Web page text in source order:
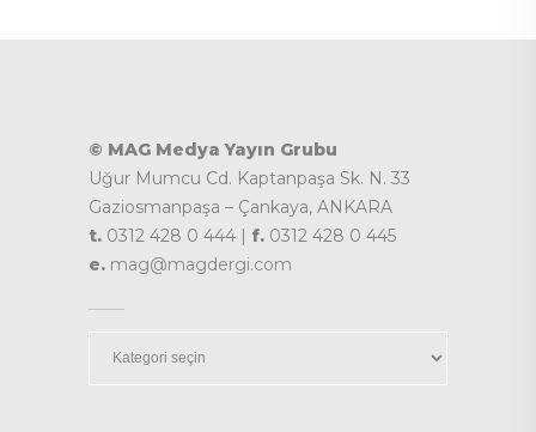
© MAG Medya Yayın Grubu
Uğur Mumcu Cd. Kaptanpaşa Sk. N. 33
Gaziosmanpaşa – Çankaya, ANKARA
t. 0312 428 0 444 | f. 0312 428 0 445
e. mag@magdergi.com